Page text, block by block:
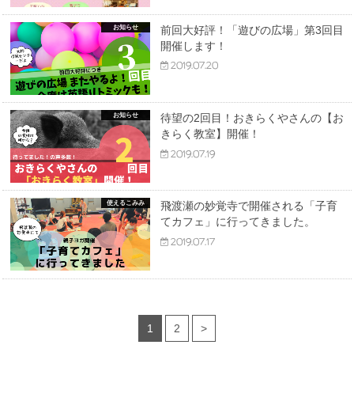
お知らせ
前回大好評！「遊びの広場」第3回目
開催します！
2019.07.20
お知らせ
待望の2回目！おきらくやさんの【お
きらく教室】開催！
2019.07.19
使えるこみみ
飛渡瀬の妙覚寺で開催される「子育
てカフェ」に行ってきました。
2019.07.17
1 2 >